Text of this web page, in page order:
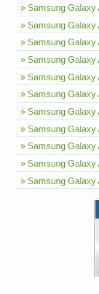
» Samsung Galaxy
» Samsung Galaxy
» Samsung Galaxy
» Samsung Galaxy
» Samsung Galaxy
» Samsung Galaxy
» Samsung Galaxy
» Samsung Galaxy
» Samsung Galaxy
» Samsung Galaxy
» Samsung Galaxy